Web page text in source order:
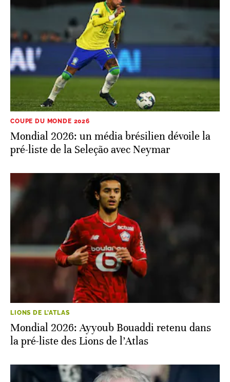
COUPE DU MONDE 2026
Mondial 2026: un média brésilien dévoile la
pré-liste de la Seleção avec Neymar
LIONS DE L'ATLAS
Mondial 2026: Ayyoub Bouaddi retenu dans
la pré-liste des Lions de l’Atlas